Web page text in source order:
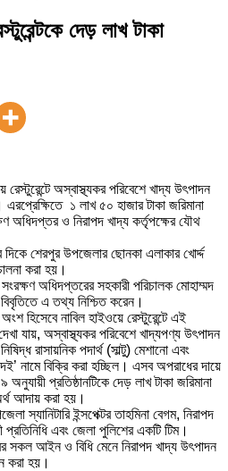
দেড় লাখ টাকা
রেস্টুরেন্টে অস্বাস্থ্যকর পরিবেশে খাদ্য উৎপাদন
১ লাখ ৫০ হাজার টাকা জরিমানা
অধিদপ্তর ও নিরাপদ খাদ্য কর্তৃপক্ষের যৌথ
শেরপুর উপজেলার ছোনকা এলাকার খোর্দ্দ
করা হয়।
অধিদপ্তরের সহকারী পরিচালক মোহাম্মদ
এ তথ্য নিশ্চিত করেন।
হিসেবে নাবিল হাইওয়ে রেস্টুরেন্টে এই
যায়, অস্বাস্থ্যকর পরিবেশে খাদ্যপণ্য উৎপাদন
রাসায়নিক পদার্থ (সাল্টু) মেশানো এবং
নামে বিক্রি করা হচ্ছিল। এসব অপরাধের দায়ে
প্রতিষ্ঠানটিকে দেড় লাখ টাকা জরিমানা
আদায় করা হয়।
স্যানিটারি ইন্সপেক্টর তাহমিনা বেগম, নিরাপদ
প্রতিনিধি এবং জেলা পুলিশের একটি টিম।
সকল আইন ও বিধি মেনে নিরাপদ খাদ্য উৎপাদন
করা হয়।